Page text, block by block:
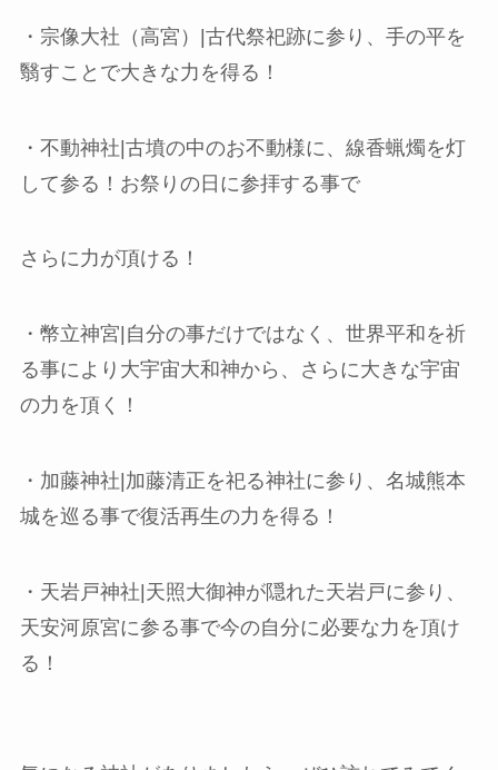
・宗像大社（高宮）|古代祭祀跡に参り、手の平を
翳すことで大きな力を得る！
・不動神社|古墳の中のお不動様に、線香蝋燭を灯
して参る！お祭りの日に参拝する事で
さらに力が頂ける！
・幣立神宮|自分の事だけではなく、世界平和を祈
る事により大宇宙大和神から、さらに大きな宇宙
の力を頂く！
・加藤神社|加藤清正を祀る神社に参り、名城熊本
城を巡る事で復活再生の力を得る！
・天岩戸神社|天照大御神が隠れた天岩戸に参り、
天安河原宮に参る事で今の自分に必要な力を頂け
る！